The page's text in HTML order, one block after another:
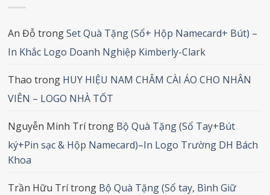
An Đỗ trongSet Quà Tặng (Sổ+ Hộp Namecard+ Bút) –
In Khắc Logo Doanh Nghiệp Kimberly-Clark
Thao trong HUY HIỆU NAM CHÂM CÀI ÁO CHO NHÂN
VIÊN – LOGO NHÀ TỐT
Nguyễn Minh Trítrong Bộ Quà Tặng (Sổ Tay+Bút
ký+Pin sạc & Hộp Namecard)–In Logo Trường DH Bách
Khoa
Trần Hữu Trítrong Bộ Quà Tặng (Sổ tay, Bình Giữ